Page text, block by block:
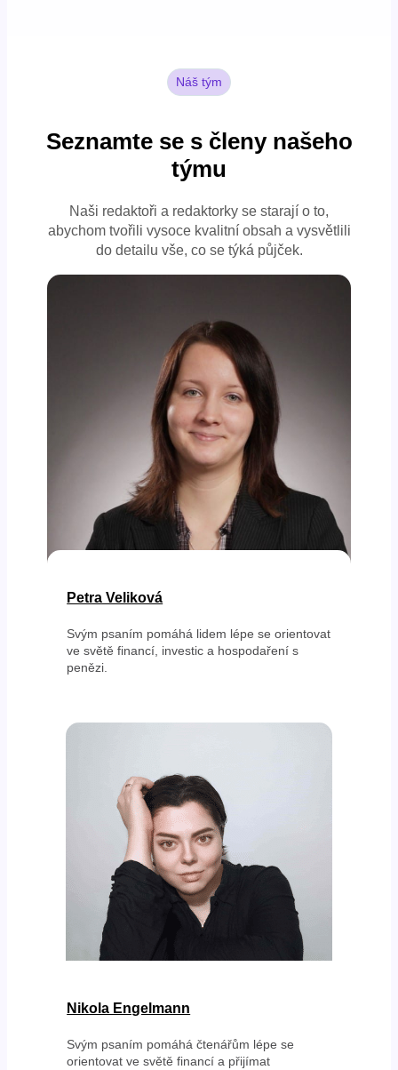
Náš tým
Seznamte se s členy našeho
týmu
Naši redaktoři a redaktorky se starají o to,
abychom tvořili vysoce kvalitní obsah a vysvětlili
do detailu vše, co se týká půjček.
Petra Veliková
Svým psaním pomáhá lidem lépe se orientovat
ve světě financí, investic a hospodaření s
penězi.
Nikola Engelmann
Svým psaním pomáhá čtenářům lépe se
orientovat ve světě financí a přijímat